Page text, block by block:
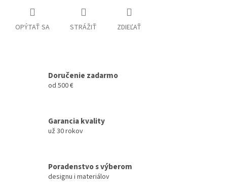
OPÝTAŤ SA STRÁŽIŤ ZDIEĽAŤ
Doručenie zadarmo
od 500 €
Garancia kvality
už 30 rokov
Poradenstvo s výberom
designu i materiálov